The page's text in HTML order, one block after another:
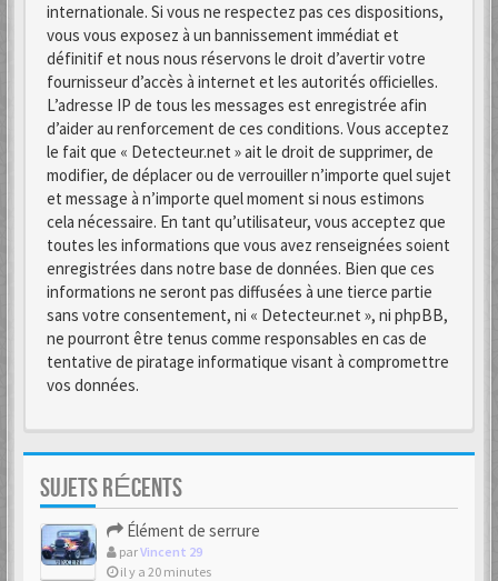
internationale. Si vous ne respectez pas ces dispositions,
vous vous exposez à un bannissement immédiat et
définitif et nous nous réservons le droit d’avertir votre
fournisseur d’accès à internet et les autorités officielles.
L’adresse IP de tous les messages est enregistrée afin
d’aider au renforcement de ces conditions. Vous acceptez
le fait que « Detecteur.net » ait le droit de supprimer, de
modifier, de déplacer ou de verrouiller n’importe quel sujet
et message à n’importe quel moment si nous estimons
cela nécessaire. En tant qu’utilisateur, vous acceptez que
toutes les informations que vous avez renseignées soient
enregistrées dans notre base de données. Bien que ces
informations ne seront pas diffusées à une tierce partie
sans votre consentement, ni « Detecteur.net », ni phpBB,
ne pourront être tenus comme responsables en cas de
tentative de piratage informatique visant à compromettre
vos données.
SUJETS RÉCENTS
Élément de serrure
parVincent 29
il y a 20 minutes